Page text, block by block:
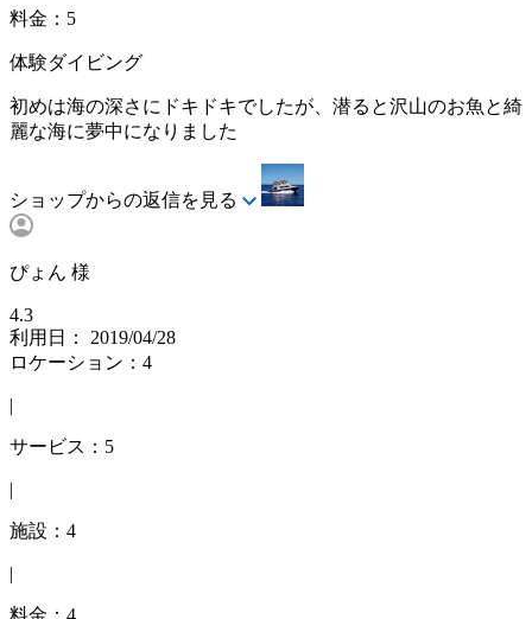
料金：5
体験ダイビング
初めは海の深さにドキドキでしたが、潜ると沢山のお魚と綺
麗な海に夢中になりました
ショップからの返信を見る
ぴょん 様
4.3
利用日： 2019/04/28
ロケーション：4
|
サービス：5
|
施設：4
|